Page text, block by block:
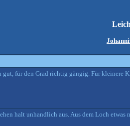
gut, für den Grad richtig gängig. Für kleinere
halt unhandlich aus. Aus dem Loch etwas